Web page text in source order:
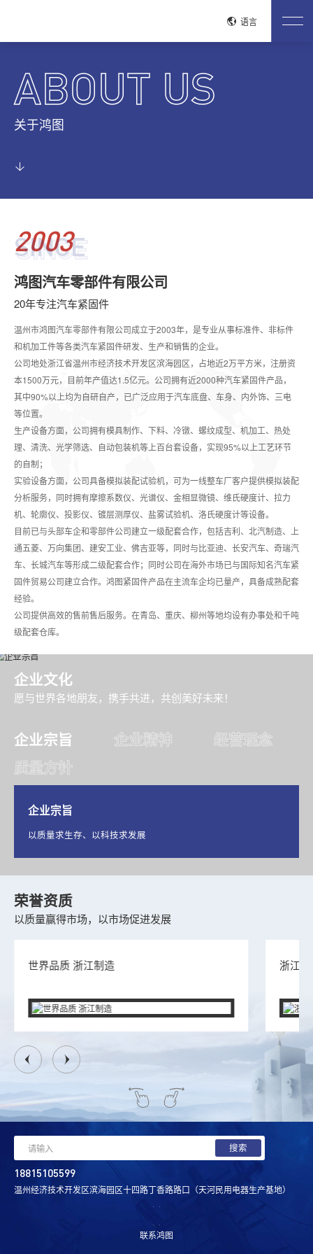
语言
关于鸿图
质控流程
铝合金紧固件
整车紧固件 发动机紧固件
变速器紧固件
新闻中心
联系我们
ABOUT US
关于鸿图
2003
SINCE
SINCE
鸿图汽车零部件有限公司
20年专注汽车紧固件
温州市鸿图汽车零部件有限公司成立于2003年，是专业从事标准件、非标件
和机加工件等各类汽车紧固件研发、生产和销售的企业。
公司地处浙江省温州市经济技术开发区滨海园区，占地近2万平方米，注册资
本1500万元，目前年产值达1.5亿元。公司拥有近2000种汽车紧固件产品，
其中90%以上均为自研自产，已广泛应用于汽车底盘、车身、内外饰、三电
等位置。
生产设备方面，公司拥有模具制作、下料、冷镦、螺纹成型、机加工、热处
理、清洗、光学筛选、自动包装机等上百台套设备，实现95%以上工艺环节
的自制；
实验设备方面，公司具备模拟装配试验机，可为一线整车厂客户提供模拟装配
分析服务，同时拥有摩擦系数仪、光谱仪、金相显微镜、维氏硬度计、拉力
机、轮廓仪、投影仪、镀层测厚仪、盐雾试验机、洛氏硬度计等设备。
目前已与头部车企和零部件公司建立一级配套合作，包括吉利、北汽制造、上
通五菱、万向集团、建安工业、佛吉亚等，同时与比亚迪、长安汽车、奇瑞汽
车、长城汽车等形成二级配套合作；同时公司在海外市场已与国际知名汽车紧
固件贸易公司建立合作。鸿图紧固件产品在主流车企均已量产，具备成熟配套
经验。
公司提供高效的售前售后服务。在青岛、重庆、柳州等地均设有办事处和千吨
级配套仓库。
企业文化
愿与世界各地朋友，携手共进，共创美好未来！
企业宗旨 企业精神
经营理念
质量方针
企业宗旨
以质量求生存、以科技求发展
荣誉资质
以质量赢得市场，以市场促进发展
世界品质 浙江制造 浙江
18815105599
温州经济技术开发区滨海园区十四路丁香路路口（天河民用电器生产基地）
联系鸿图